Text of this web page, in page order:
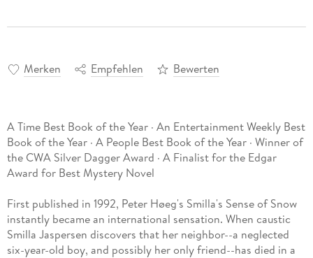
Merken Empfehlen Bewerten
A Time Best Book of the Year · An Entertainment Weekly Best
Book of the Year · A People Best Book of the Year · Winner of
the CWA Silver Dagger Award · A Finalist for the Edgar
Award for Best Mystery Novel
First published in 1992, Peter Høeg's Smilla's Sense of Snow
instantly became an international sensation. When caustic
Smilla Jaspersen discovers that her neighbor--a neglected
six-year-old boy, and possibly her only friend--has died in a